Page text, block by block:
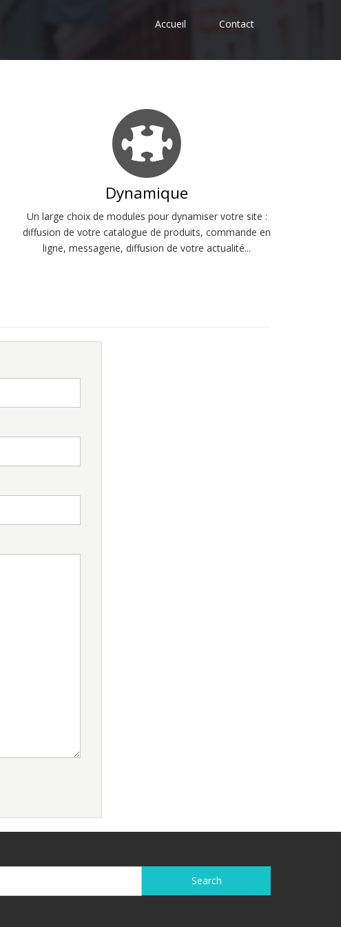
Accueil Contact
Dynamique
Un large choix de modules pour dynamiser votre site :
diffusion de votre catalogue de produits, commande en
ligne, messagerie, diffusion de votre actualité...